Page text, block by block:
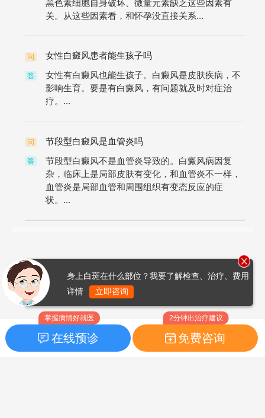
黑色素细胞自身破坏、微量元素缺乏这些因素有
关。从这些因素看，和怀孕没直接关系...
问 女性白癜风患者能生孩子吗
答
女性有白癜风也能生孩子。白癜风是皮肤疾病，不
影响生育。要是有白癜风，有问题就及时对症治
疗。...
问 节段型白癜风是血管炎吗
答
节段型白癜风不是血管炎导致的。白癜风病因复
杂，临床上是局部皮肤有变化，和血管炎不一样，
血管炎是局部血管和周围组织有变态反应的症
状。...
掌握病情好就医
在线预诊
2分钟出治疗建议
免费咨询
身上白斑在什么部位？我要了解检查、治疗、费用
详情
立即咨询